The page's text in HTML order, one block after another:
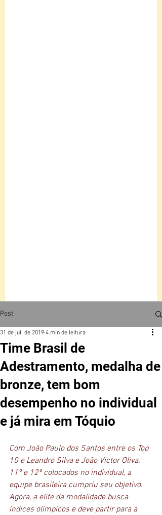
Post
Time Brasil de
Adestramento, medalha de
bronze, tem bom
desempenho no individual
e já mira em Tóquio
31 de jul. de 2019 4 min de leitura
Com João Paulo dos Santos entre os Top
10 e Leandro Silva e João Victor Oliva,
11º e 12º colocados no individual, a
equipe brasileira cumpriu seu objetivo.
Agora, a elite da modalidade busca
índices olímpicos e deve partir para a